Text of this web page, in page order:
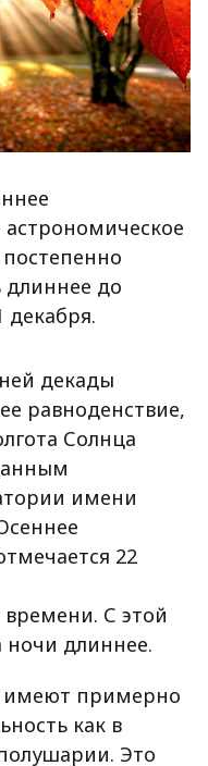
астрономическое
постепенно
длиннее до
декабря.
декады
равноденствие,
Солнца
имени
22
С этой
ночи длиннее.
имеют примерно
как в
Это